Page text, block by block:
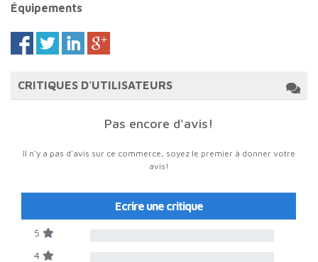
Équipements
CRITIQUES D'UTILISATEURS
Pas encore d'avis!
Il n'y a pas d'avis sur ce commerce, soyez le premier à donner votre
avis!
Ecrire une critique
5
4